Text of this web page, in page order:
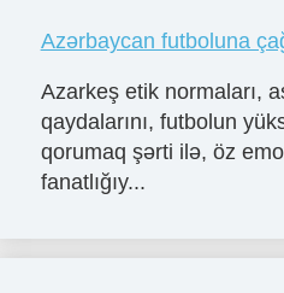
Azərbaycan futboluna
Azarkeş etik normaları,
qaydalarını, futbolun
qorumaq şərti ilə, öz
fanatlığıy...